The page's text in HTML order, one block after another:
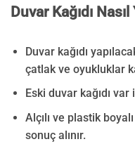
Duvar Kağıdı Nasıl
Duvar kağıdı
çatlak ve oyukluklar
Eski duvar kağıdı
Alçılı ve plastik
sonuç alınır.